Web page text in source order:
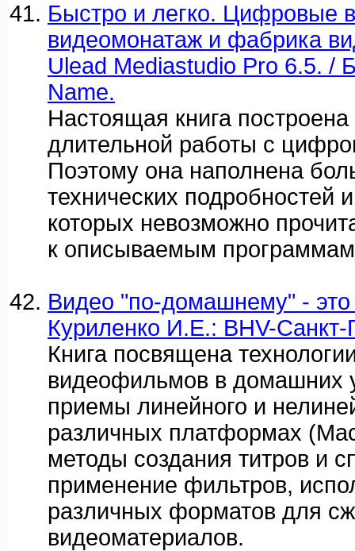
Быстро и легко. Цифровые
видеомонатаж и фабрика
Ulead Mediastudio Pro 6.5. /
Name.
Настоящая книга
длительной работы с
Поэтому она наполнена
технических подробностей
которых невозможно
к описываемым
Видео "по-домашнему" - это
Куриленко И.Е.: BHV-Санкт-
Книга посвящена
видеофильмов в домашних
приемы линейного и
различных платформах
методы создания титров и
применение фильтров,
различных форматов для
видеоматериалов.